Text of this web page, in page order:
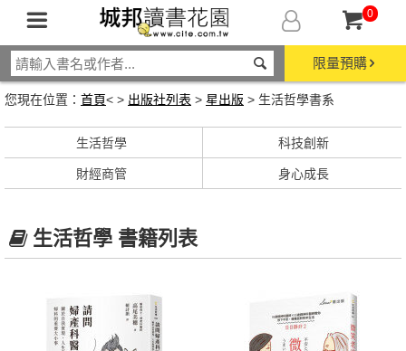
0
限量預購
您現在位置： 首頁< > 出版社列表 > 星出版 > 生活哲學書系
生活哲學 科技創新
財經商管 身心成長
生活哲學 書籍列表